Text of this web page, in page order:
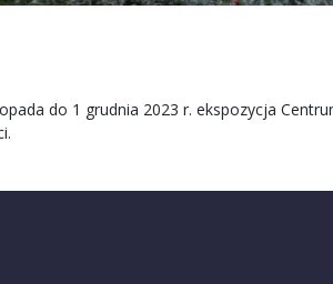
do 1 grudnia 2023 r. ekspozycja